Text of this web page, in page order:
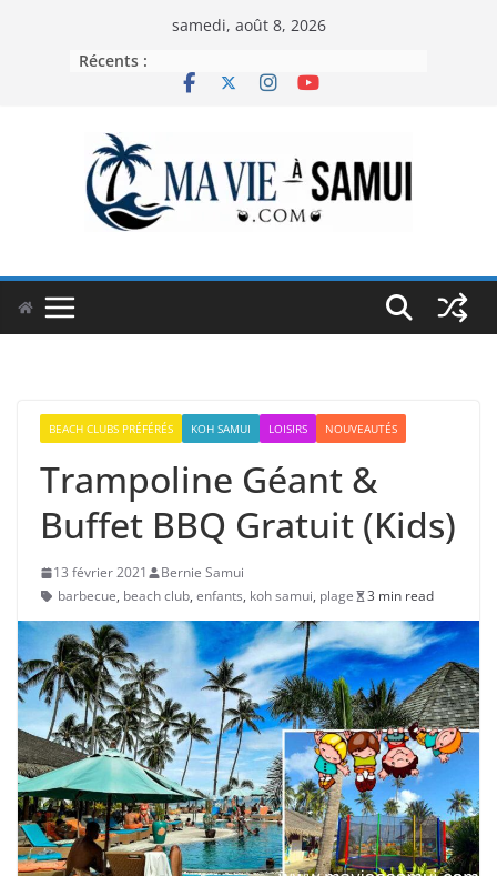
samedi, août 8, 2026
Récents :
BEACH CLUBS PRÉFÉRÉS KOH SAMUI LOISIRS NOUVEAUTÉS
Trampoline Géant &
Buffet BBQ Gratuit (Kids)
13 février 2021
Bernie Samui
barbecue, beach club, enfants, koh samui, plage 3 min read